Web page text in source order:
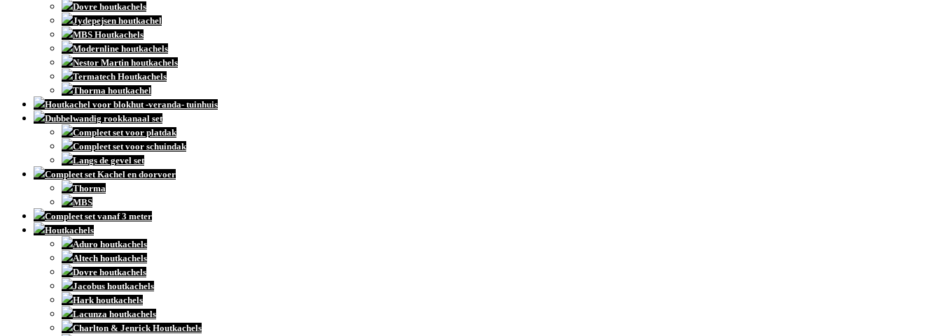
Dovre houtkachels
Jydepejsen houtkachel
MBS Houtkachels
Modernline houtkachels
Nestor Martin houtkachels
Termatech Houtkachels
Thorma houtkachel
Houtkachel voor blokhut -veranda- tuinhuis
Dubbelwandig rookkanaal set
Compleet set voor platdak
Compleet set voor schuindak
Langs de gevel set
Compleet set Kachel en doorvoer
Thorma
MBS
Compleet set vanaf 3 meter
Houtkachels
Aduro houtkachels
Altech houtkachels
Dovre houtkachels
Jacobus houtkachels
Hark houtkachels
Lacunza houtkachels
Charlton & Jenrick Houtkachels